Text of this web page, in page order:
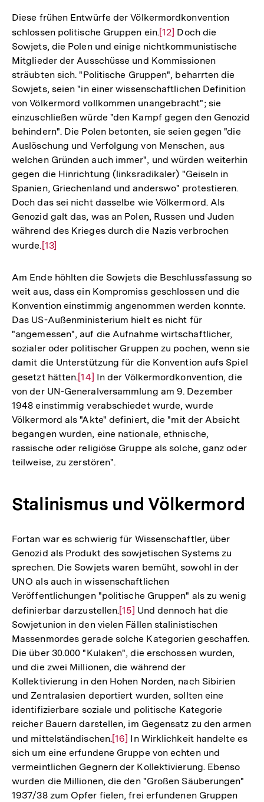
Diese frühen Entwürfe der Völkermordkonvention
schlossen politische Gruppen ein.Zur
Auflösung
der
Fußnote
[12] Doch die
Sowjets, die Polen und einige nichtkommunistische
Mitglieder der Ausschüsse und Kommissionen
sträubten sich. "Politische Gruppen", beharrten die
Sowjets, seien "in einer wissenschaftlichen Definition
von Völkermord vollkommen unangebracht"; sie
einzuschließen würde "den Kampf gegen den Genozid
behindern". Die Polen betonten, sie seien gegen "die
Auslöschung und Verfolgung von Menschen, aus
welchen Gründen auch immer", und würden weiterhin
gegen die Hinrichtung (linksradikaler) "Geiseln in
Spanien, Griechenland und anderswo" protestieren.
Doch das sei nicht dasselbe wie Völkermord. Als
Genozid galt das, was an Polen, Russen und Juden
während des Krieges durch die Nazis verbrochen
wurde.Zur
der
Fußnote
[13]
Am Ende höhlten die Sowjets die Beschlussfassung so
weit aus, dass ein Kompromiss geschlossen und die
Konvention einstimmig angenommen werden konnte.
Das US-Außenministerium hielt es nicht für
"angemessen", auf die Aufnahme wirtschaftlicher,
sozialer oder politischer Gruppen zu pochen, wenn sie
damit die Unterstützung für die Konvention aufs Spiel
gesetzt hätten.Zur
Auflösung
der
Fußnote
[14] In der Völkermordkonvention, die
von der UN-Generalversammlung am 9. Dezember
1948 einstimmig verabschiedet wurde, wurde
Völkermord als "Akte" definiert, die "mit der Absicht
begangen wurden, eine nationale, ethnische,
rassische oder religiöse Gruppe als solche, ganz oder
teilweise, zu zerstören".
Stalinismus und Völkermord
Fortan war es schwierig für Wissenschaftler, über
Genozid als Produkt des sowjetischen Systems zu
sprechen. Die Sowjets waren bemüht, sowohl in der
UNO als auch in wissenschaftlichen
Veröffentlichungen "politische Gruppen" als zu wenig
definierbar darzustellen.Zur
Auflösung
der
Fußnote
[15] Und dennoch hat die
Sowjetunion in den vielen Fällen stalinistischen
Massenmordes gerade solche Kategorien geschaffen.
Die über 30.000 "Kulaken", die erschossen wurden,
und die zwei Millionen, die während der
Kollektivierung in den Hohen Norden, nach Sibirien
und Zentralasien deportiert wurden, sollten eine
identifizierbare soziale und politische Kategorie
reicher Bauern darstellen, im Gegensatz zu den armen
und mittelständischen.Zur
Auflösung
der
Fußnote
[16] In Wirklichkeit handelte es
sich um eine erfundene Gruppe von echten und
vermeintlichen Gegnern der Kollektivierung. Ebenso
wurden die Millionen, die den "Großen Säuberungen"
1937/38 zum Opfer fielen, frei erfundenen Gruppen